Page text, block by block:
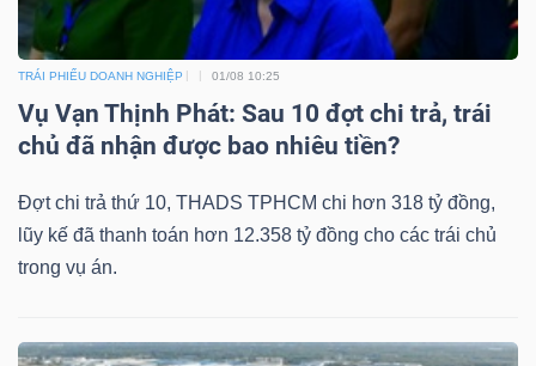
TRÁI PHIẾU DOANH NGHIỆP 01/08 10:25
Vụ Vạn Thịnh Phát: Sau 10 đợt chi trả, trái
chủ đã nhận được bao nhiêu tiền?
Đợt chi trả thứ 10, THADS TPHCM chi hơn 318 tỷ đồng,
lũy kế đã thanh toán hơn 12.358 tỷ đồng cho các trái chủ
trong vụ án.
YẾU
TIÊU
THIẾT